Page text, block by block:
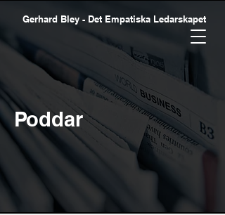
Gerhard Bley - Det Empatiska Ledarskapet
Poddar